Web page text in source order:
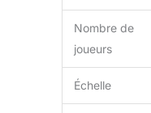
Nombre de
joueurs
Échelle